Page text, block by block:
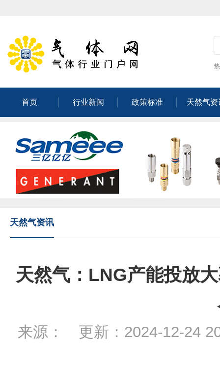
首页 行业新闻 政策标准 天然气资
天然气资讯
天然气：LNG产能投放
来源： 更新：2024-12-24